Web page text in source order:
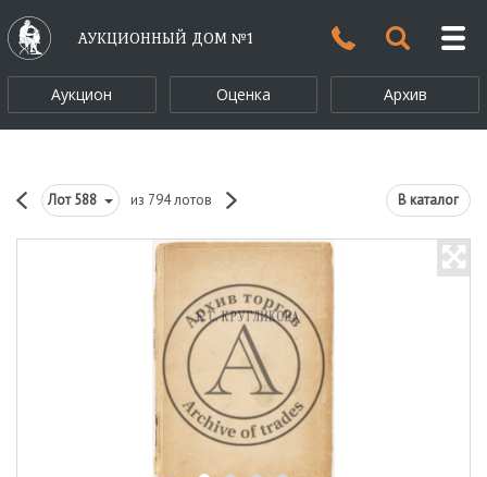
АУКЦИОННЫЙ ДОМ №1
Аукцион Оценка Архив
Лот588 из 794 лотов В каталог